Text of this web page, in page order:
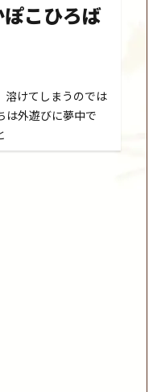
こひろば
溶けてしまうのでは
は外遊びに夢中で